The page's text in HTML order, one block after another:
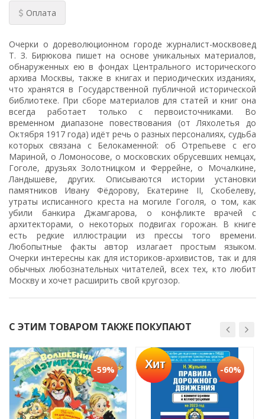
Оплата
Очерки о дореволюционном городе журналист-москвовед
Т. З. Бирюкова пишет на основе уникальных материалов,
обнаруженных ею в фондах Центрального исторического
архива Москвы, также в книгах и периодических изданиях,
что хранятся в Государственной публичной исторической
библиотеке. При сборе материалов для статей и книг она
всегда работает только с первоисточниками. Во
временном диапазоне повествования (от Ляхолетья до
Октября 1917 года) идёт речь о разных персоналиях, судьба
которых связана с Белокаменной: об Отрепьеве с его
Мариной, о Ломоносове, о московских обрусевших немцах,
Гоголе, друзьях Золотницком и Феррейне, о Мочалкине,
Ландышеве, других. Описываются истории установки
памятников Ивану Фёдорову, Екатерине II, Скобелеву,
утраты исписанного креста на могиле Гоголя, о том, как
убили банкира Джамгарова, о конфликте врачей с
архитекторами, о некоторых подвигах горожан. В книге
есть редкие иллюстрации из прессы того времени.
Любопытные факты автор излагает простым языком.
Очерки интересны как для историков-архивистов, так и для
обычных любознательных читателей, всех тех, кто любит
Москву и хочет расширить свой кругозор.
С ЭТИМ ТОВАРОМ ТАКЖЕ ПОКУПАЮТ
-59% Хит -60%